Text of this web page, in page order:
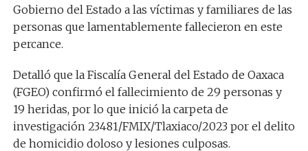
Gobierno del Estado a las víctimas y familiares de las
personas que lamentablemente fallecieron en este
percance.
Detalló que la Fiscalía General del Estado de Oaxaca
(FGEO) confirmó el fallecimiento de 29 personas y
19 heridas, por lo que inició la carpeta de
investigación 23481/FMIX/Tlaxiaco/2023 por el delito
de homicidio doloso y lesiones culposas.